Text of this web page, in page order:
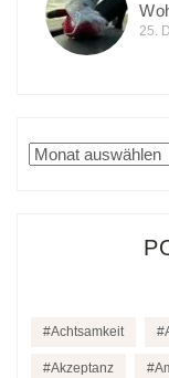
25.
Archiv
Achtsamkeit
Akzeptanz